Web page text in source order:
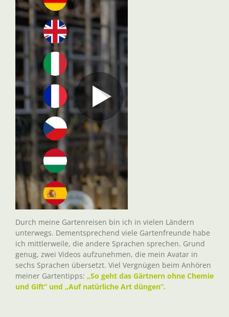
Durch meine Gartenreisen bin ich in vielen Ländern
unterwegs. Dementsprechend viele Gartenfreunde habe
ich mittlerweile, die andere Sprachen sprechen. Grund
genug, zwei Videos aufzunehmen, die mein Avatar in
sechs Sprachen übersetzt. Viel Vergnügen beim Anhören
meiner Gartentipps: „So geht das Gärtnern ohne Chemie
und Gift“ und „Auf natürliche Art düngen“.